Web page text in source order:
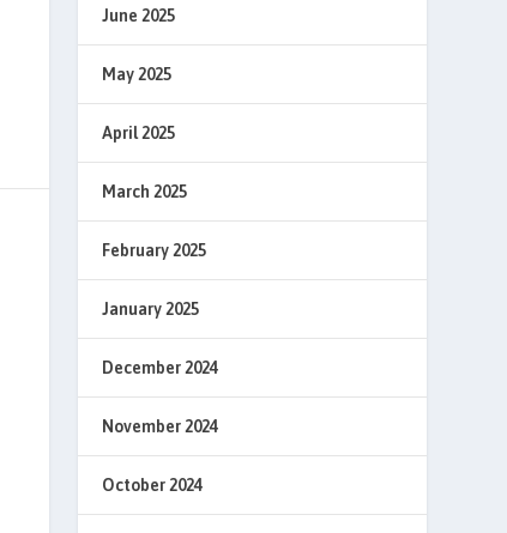
June 2025
May 2025
April 2025
March 2025
February 2025
January 2025
December 2024
November 2024
October 2024